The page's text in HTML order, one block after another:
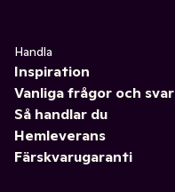
Handla
Inspiration
Vanliga frågor och svar
Så handlar du
Hemleverans
Färskvarugaranti